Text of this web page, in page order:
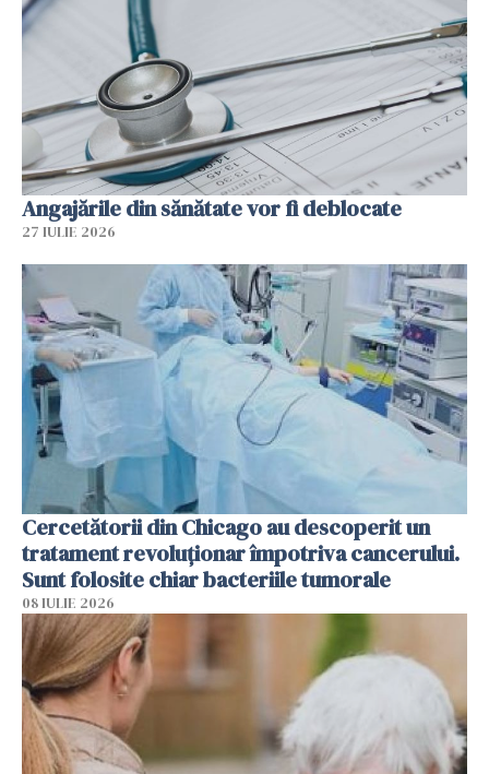
Angajările din sănătate vor fi deblocate
27 IULIE 2026
Cercetătorii din Chicago au descoperit un
tratament revoluționar împotriva cancerului.
Sunt folosite chiar bacteriile tumorale
08 IULIE 2026